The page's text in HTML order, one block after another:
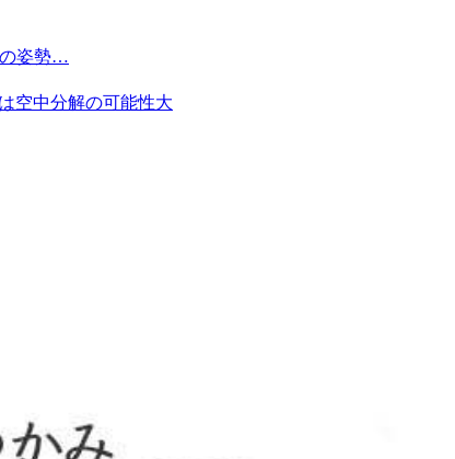
の姿勢…
空中分解の可能性大